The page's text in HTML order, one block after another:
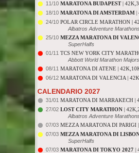
11/10 MARATONA BUDAPEST|
18/10 MARATONA DI AMSTERDAM |
24/10 POLAR CIRCLE MARATHON |
Albatros Adventure Marathons
25/10 MEZZA MARATONA DI
SuperHalfs
01/11 TCS NEW YORK CITY
Abbott World Marathon Majors
08/11 MARATONA DI ATENE |
06/12 MARATONA DI VALENCIA | 42K
CALENDARIO 2027
31/01 MARATONA DI MARRAKECH |
27/02 LOST CITY MARATHON |
Albatros Adventure Marathons
07/03 MEZZA MARATONA DI PARIGI
07/03 MEZZA MARATONA DI
SuperHalfs
07/03 MARATONA DI TOKYO 2027 |